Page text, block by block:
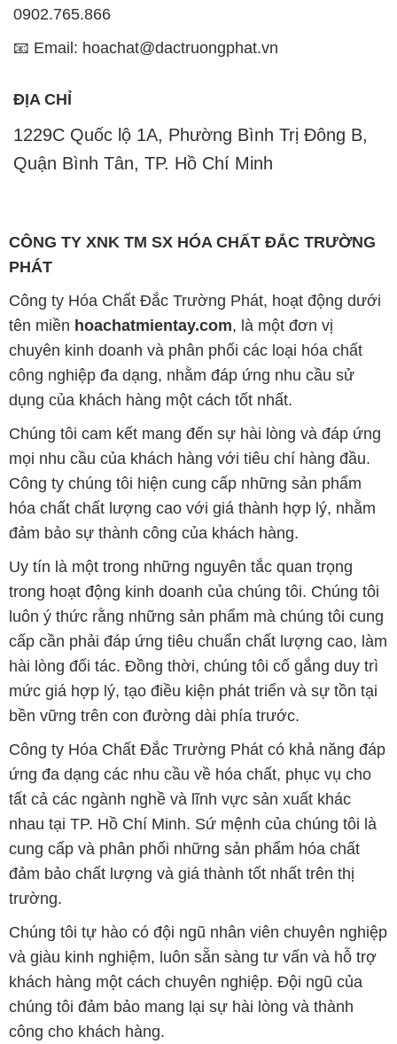
0902.765.866
📧 Email: hoachat@dactruongphat.vn
ĐỊA CHỈ
1229C Quốc lộ 1A, Phường Bình Trị Đông B,
Quận Bình Tân, TP. Hồ Chí Minh
CÔNG TY XNK TM SX HÓA CHẤT ĐẮC TRƯỜNG
PHÁT
Công ty Hóa Chất Đắc Trường Phát, hoạt động dưới
tên miền hoachatmientay.com, là một đơn vị
chuyên kinh doanh và phân phối các loại hóa chất
công nghiệp đa dạng, nhằm đáp ứng nhu cầu sử
dụng của khách hàng một cách tốt nhất.
Chúng tôi cam kết mang đến sự hài lòng và đáp ứng
mọi nhu cầu của khách hàng với tiêu chí hàng đầu.
Công ty chúng tôi hiện cung cấp những sản phẩm
hóa chất chất lượng cao với giá thành hợp lý, nhằm
đảm bảo sự thành công của khách hàng.
Uy tín là một trong những nguyên tắc quan trọng
trong hoạt động kinh doanh của chúng tôi. Chúng tôi
luôn ý thức rằng những sản phẩm mà chúng tôi cung
cấp cần phải đáp ứng tiêu chuẩn chất lượng cao, làm
hài lòng đối tác. Đồng thời, chúng tôi cố gắng duy trì
mức giá hợp lý, tạo điều kiện phát triển và sự tồn tại
bền vững trên con đường dài phía trước.
Công ty Hóa Chất Đắc Trường Phát có khả năng đáp
ứng đa dạng các nhu cầu về hóa chất, phục vụ cho
tất cả các ngành nghề và lĩnh vực sản xuất khác
nhau tại TP. Hồ Chí Minh. Sứ mệnh của chúng tôi là
cung cấp và phân phối những sản phẩm hóa chất
đảm bảo chất lượng và giá thành tốt nhất trên thị
trường.
Chúng tôi tự hào có đội ngũ nhân viên chuyên nghiệp
và giàu kinh nghiệm, luôn sẵn sàng tư vấn và hỗ trợ
khách hàng một cách chuyên nghiệp. Đội ngũ của
chúng tôi đảm bảo mang lại sự hài lòng và thành
công cho khách hàng.